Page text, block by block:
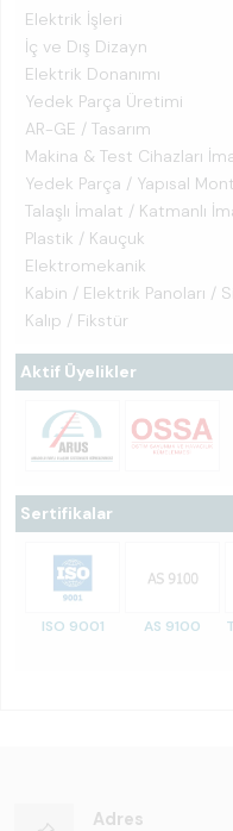
Elektrik İşleri
İç ve Dış Dizayn
Elektrik Donanımı
Yedek Parça Üretimi
AR-GE / Tasarım
Makina & Test Cihazları
Yedek Parça / Yapısal
Talaşlı İmalat / Katmanlı
Plastik / Kauçuk
Elektromekanik
Kabin / Elektrik Panoları /
Kalıp / Fikstür
Aktif Üyelikler
Sertifikalar
ISO 9001 AS 9100
Adres